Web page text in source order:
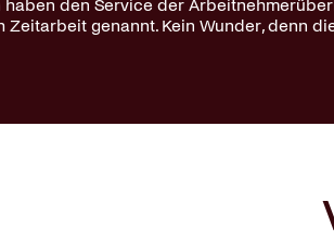
haben den Service der
genannt. Kein Wunder, denn